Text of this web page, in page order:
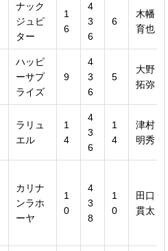
ナック
ジュピ
ター
1
6
4
3
6
6
木幡
育也
ハッピ
ーサプ
ライズ
9
4
3
6
5
大野
拓弥
ラリュ
エル
1
4
4
3
6
1
4
津村
明秀
カリナ
ンラホ
ーヤ
1
0
4
3
8
1
0
田口
貫太